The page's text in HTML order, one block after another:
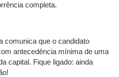
completa.
comunica que o candidato
antecedência mínima de uma
capital. Fique ligado: ainda